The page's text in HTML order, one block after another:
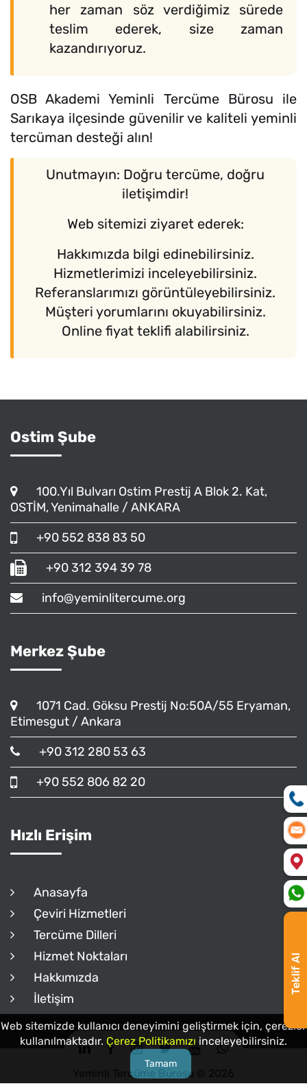
her zaman söz verdiğimiz sürede
teslim ederek, size zaman
kazandırıyoruz.
OSB Akademi Yeminli Tercüme Bürosu ile
Sarıkaya ilçesinde güvenilir ve kaliteli yeminli
tercüman desteği alın!
Unutmayın: Doğru tercüme, doğru
iletişimdir!
Web sitemizi ziyaret ederek:
Hakkımızda bilgi edinebilirsiniz.
Hizmetlerimizi inceleyebilirsiniz.
Referanslarımızı görüntüleyebilirsiniz.
Müşteri yorumlarını okuyabilirsiniz.
Online fiyat teklifi alabilirsiniz.
Ostim Şube
100.Yıl Bulvarı Ostim Prestij A Blok 2. Kat,
OSTİM, Yenimahalle / ANKARA
+90 552 838 83 50
+90 312 394 39 78
info@yeminlitercume.org
Merkez Şube
1071 Cad. Göksu Prestij No:50A/55 Eryaman,
Etimesgut / Ankara
+90 312 280 53 63
+90 552 806 82 20
Hızlı Erişim
Anasayfa
Çeviri Hizmetleri
Tercüme Dilleri
Hizmet Noktaları
Hakkımızda
İletişim
Yeminli Tercüme Bürosu © 2026
Teklif Al
Web sitemizde kullanıcı deneyimini geliştirmek için, çerezler
kullanılmaktadır. Çerez Politikamızı inceleyebilirsiniz.
Tamam